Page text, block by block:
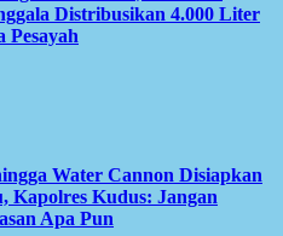
Distribusikan 4.000 Liter
Pesayah
Water Cannon Disiapkan
Kapolres Kudus: Jangan
Apa Pun